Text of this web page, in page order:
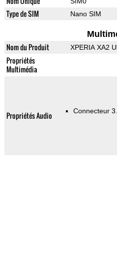
Type de SIM Nano SIM
Nom du Produit XPERIA XA2
Propriétés
Multimédia
Propriétés Audio Connecteur